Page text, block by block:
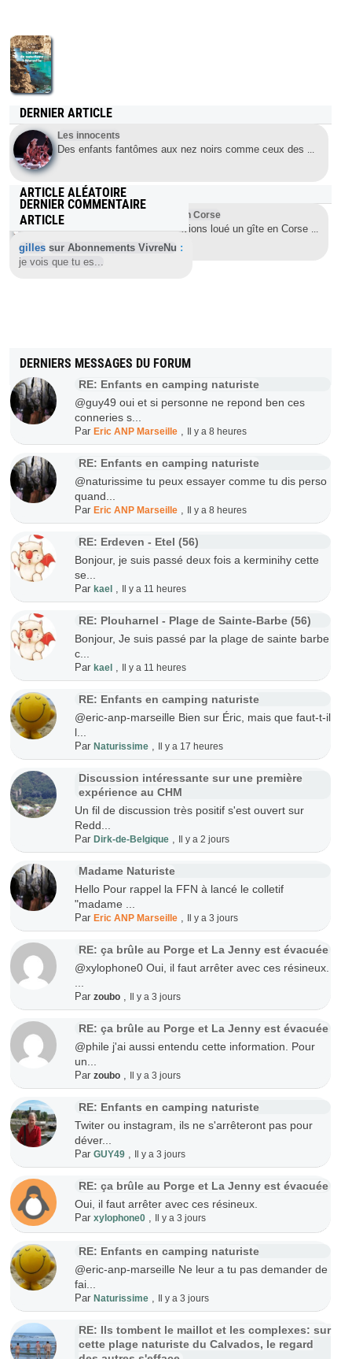
DERNIER ARTICLE
Les innocents
Des enfants fantômes aux nez noirs comme ceux des ...
ARTICLE ALÉATOIRE
Une petite crique tranquille en Corse
En septembre 2003, nous avions loué un gîte en Corse
DERNIER COMMENTAIRE
ARTICLE
gilles sur Abonnements VivreNu :
je vois que tu es...
DERNIERS MESSAGES DU FORUM
RE: Enfants en camping naturiste
@guy49 oui et si personne ne repond ben ces
conneries s...
Par Eric ANP Marseille, Il y a 8 heures
RE: Enfants en camping naturiste
@naturissime tu peux essayer comme tu dis perso
quand...
Par Eric ANP Marseille, Il y a 8 heures
RE: Erdeven - Etel (56)
Bonjour, je suis passé deux fois a kerminihy cette
se...
Par kael, Il y a 11 heures
RE: Plouharnel - Plage de Sainte-Barbe (56)
Bonjour, Je suis passé par la plage de sainte barbe
c...
Par kael, Il y a 11 heures
RE: Enfants en camping naturiste
@eric-anp-marseille Bien sur Éric, mais que faut-t-il
l...
Par Naturissime, Il y a 17 heures
Discussion intéressante sur une première
expérience au CHM
Un fil de discussion très positif s'est ouvert sur
Redd...
Par Dirk-de-Belgique, Il y a 2 jours
Madame Naturiste
Hello Pour rappel la FFN à lancé le colletif
"madame ...
Par Eric ANP Marseille, Il y a 3 jours
RE: ça brûle au Porge et La Jenny est évacuée
@xylophone0 Oui, il faut arrêter avec ces résineux.
...
Par zoubo, Il y a 3 jours
RE: ça brûle au Porge et La Jenny est évacuée
@phile j'ai aussi entendu cette information. Pour
un...
Par zoubo, Il y a 3 jours
RE: Enfants en camping naturiste
Twiter ou instagram, ils ne s'arrêteront pas pour
déver...
Par GUY49, Il y a 3 jours
RE: ça brûle au Porge et La Jenny est évacuée
Oui, il faut arrêter avec ces résineux.
Par xylophone0, Il y a 3 jours
RE: Enfants en camping naturiste
@eric-anp-marseille Ne leur a tu pas demander de
fai...
Par Naturissime, Il y a 3 jours
RE: Ils tombent le maillot et les complexes: sur
cette plage naturiste du Calvados, le regard